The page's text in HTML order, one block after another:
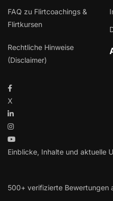
FAQ zu Flirtcoachings &
Flirtkursen
Rechtliche Hinweise
(Disclaimer)
X
Einblicke, Inhalte und aktuelle
500+ verifizierte Bewertungen